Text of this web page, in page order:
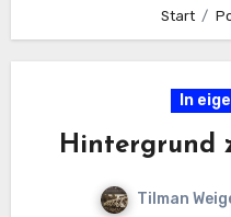
Start
In
Hintergrund
Tilman